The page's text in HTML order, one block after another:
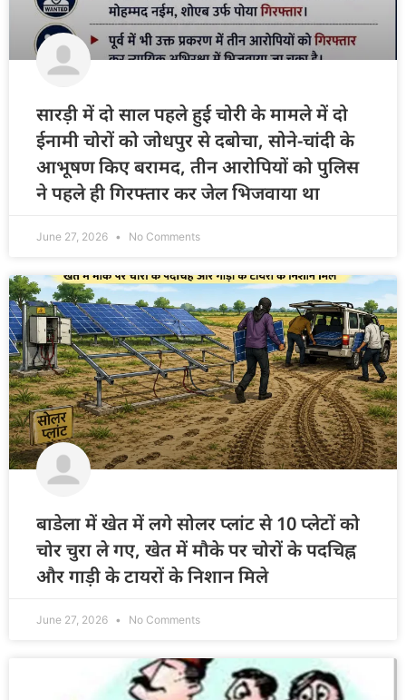
सारड़ी में दो साल पहले हुई चोरी के मामले में दो
ईनामी चोरों को जोधपुर से दबोचा, सोने-चांदी के
आभूषण किए बरामद, तीन आरोपियों को पुलिस
ने पहले ही गिरफ्तार कर जेल भिजवाया था
June 27, 2026 No Comments
बाडेला में खेत में लगे सोलर प्लांट से 10 प्लेटों को
चोर चुरा ले गए, खेत में मौके पर चोरों के पदचिह्न
और गाड़ी के टायरों के निशान मिले
June 27, 2026 No Comments